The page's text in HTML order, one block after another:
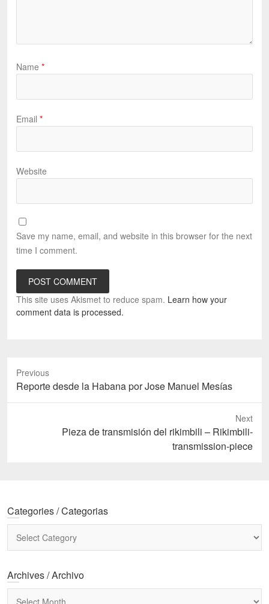
Name *
Email *
Website
Save my name, email, and website in this browser for the next
time I comment.
This site uses Akismet to reduce spam. Learn how your
comment data is processed.
Previous
Previous
post:
Reporte desde la Habana por Jose Manuel Mesías
Next
Pieza de transmisión del rikimbili – Rikimbili-
transmission-piece
Categories / Categorias
Archives / Archivo